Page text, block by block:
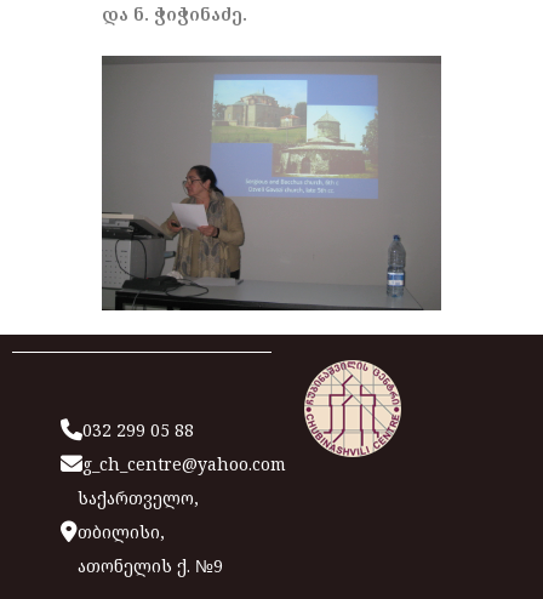
და ნ. ჭიჭინაძე.
032 299 05 88
g_ch_centre@yahoo.com
საქართველო,
თბილისი,
ათონელის ქ. №9